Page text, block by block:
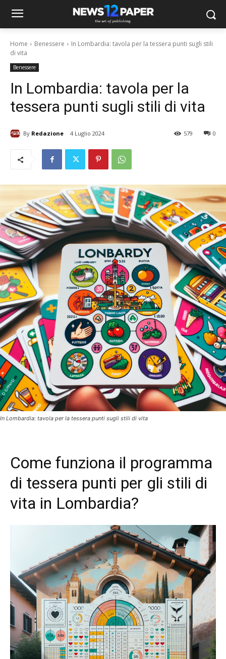
Home Benessere
In Lombardia: tavola per la tessera punti sugli stili
di vita
Benessere
In Lombardia: tavola per la
tessera punti sugli stili di vita
By Redazione 4 Luglio 2024 0
579
In Lombardia: tavola per la tessera punti sugli stili di vita
Come funziona il programma
di tessera punti per gli stili di
vita in Lombardia?